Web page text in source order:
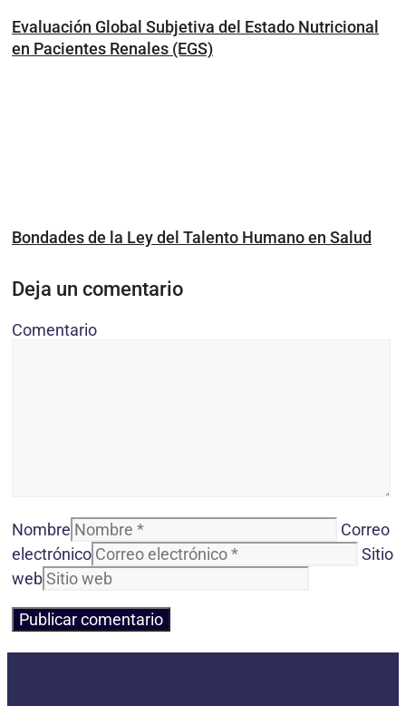
Evaluación Global Subjetiva del Estado Nutricional
en Pacientes Renales (EGS)
Bondades de la Ley del Talento Humano en Salud
Deja un comentario
Comentario
Nombre
Correo
electrónico
Sitio
web